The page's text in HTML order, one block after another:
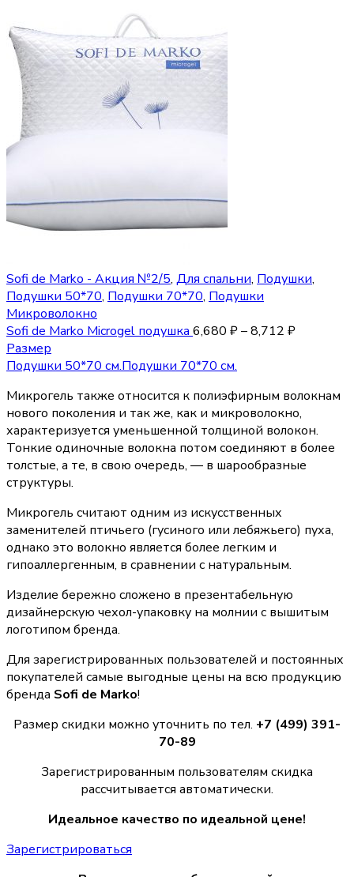
Sofi de Marko - Акция №2/5, Для спальни, Подушки,
Подушки 50*70, Подушки 70*70, Подушки
Микроволокно
Sofi de Marko Microgel подушка 6,680 ₽–8,712 ₽
Размер
Подушки 50*70 см.Подушки 70*70 см.
Микрогель также относится к полиэфирным волокнам
нового поколения и так же, как и микроволокно,
характеризуется уменьшенной толщиной волокон.
Тонкие одиночные волокна потом соединяют в более
толстые, а те, в свою очередь, — в шарообразные
структуры.
Микрогель считают одним из искусственных
заменителей птичьего (гусиного или лебяжьего) пуха,
однако это волокно является более легким и
гипоаллергенным, в сравнении с натуральным.
Изделие бережно сложено в презентабельную
дизайнерскую чехол-упаковку на молнии с вышитым
логотипом бренда.
Для зарегистрированных пользователей и постоянных
покупателей самые выгодные цены на всю продукцию
бренда Sofi de Marko!
Размер скидки можно уточнить по тел. +7 (499) 391-
70-89
Зарегистрированным пользователям скидка
рассчитывается автоматически.
Идеальное качество по идеальной цене!
Зарегистрироваться